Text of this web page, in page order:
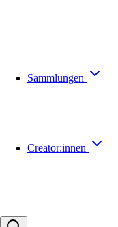
Sammlungen
Creator:innen